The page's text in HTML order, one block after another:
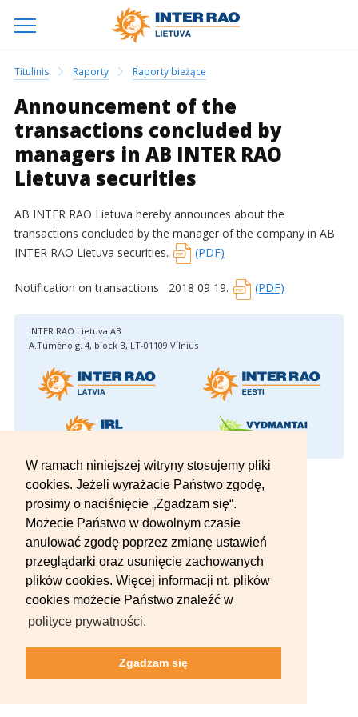
W ramach niniejszej witryny stosujemy pliki
cookies. Jeżeli wyrażacie Państwo zgodę,
prosimy o naciśnięcie „Zgadzam się“.
Możecie Państwo w dowolnym czasie
anulować zgodę poprzez zmianę ustawień
przeglądarki oraz usunięcie zachowanych
plików cookies. Więcej informacji nt. plików
cookies możecie Państwo znaleźć w
polityce prywatności.
Zgadzam się
Titulinis Raporty Raporty bieżące
Announcement of the
transactions concluded by
managers in AB INTER RAO
Lietuva securities
AB INTER RAO Lietuva hereby announces about the
transactions concluded by the manager of the company in AB
INTER RAO Lietuva securities.
(PDF)
Notification on transactions 2018 09 19. (PDF)
INTER RAO Lietuva AB
A.Tumėno g. 4, block B, LT-01109 Vilnius
© 2012–2026 INTER RAO Lietuva AB.
Wszelkie prawa zastrzeżone.